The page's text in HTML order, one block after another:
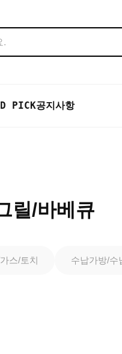
PICK공지사항
릴/바베큐
스/토치 수납가방/수